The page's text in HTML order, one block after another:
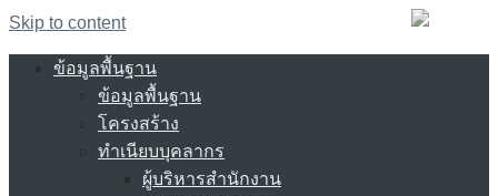
Skip to content
ข้อมูลพื้นฐาน
ข้อมูลพื้นฐาน
โครงสร้าง
ทำเนียบบุคลากร
ผู้บริหารสำนักงาน